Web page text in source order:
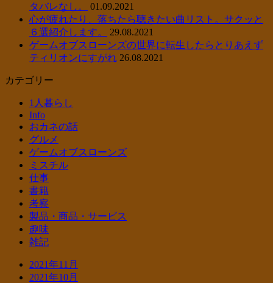
タバレなし。
01.09.2021
心が疲れたり、落ちたら聴きたい曲リスト。サクッと
６選紹介します。
29.08.2021
ゲームオブスローンズの世界に転生したらとりあえず
ティリオンにすがれ 26.08.2021
カテゴリー
1人暮らし
Info
おカネの話
グルメ
ゲームオブスローンズ
ミスチル
仕事
書籍
考察
製品・商品・サービス
趣味
雑記
2021年11月
2021年10月